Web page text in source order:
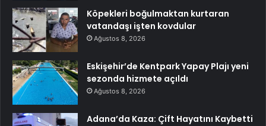
Köpekleri boğulmaktan kurtaran
vatandaşı işten kovdular
Ağustos 8, 2026
Eskişehir’de Kentpark Yapay Plajı yeni
sezonda hizmete açıldı
Ağustos 8, 2026
Adana’da Kaza: Çift Hayatını Kaybetti